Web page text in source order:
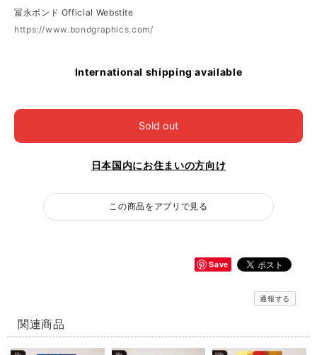
冨永ボンド Official Webstite
https://www.bondgraphics.com/
International shipping available
Sold out
日本国内にお住まいの方向け
この商品をアプリで見る
Save
通報する
関連商品